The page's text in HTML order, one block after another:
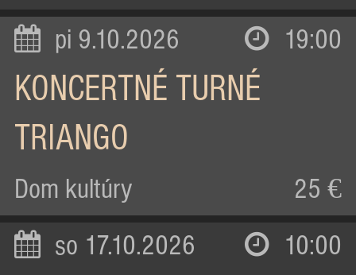
pi 9.10.2026 19:00
KONCERTNÉ TURNÉ
TRIANGO
Dom kultúry 25 €
so 17.10.2026 10:00